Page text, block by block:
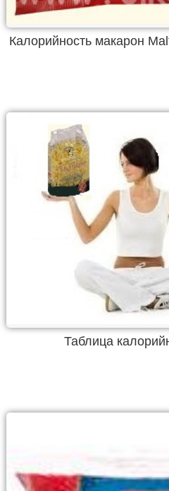
Калорийность макарон
Таблица